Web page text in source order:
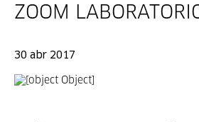
ZOOM
30 abr 2017